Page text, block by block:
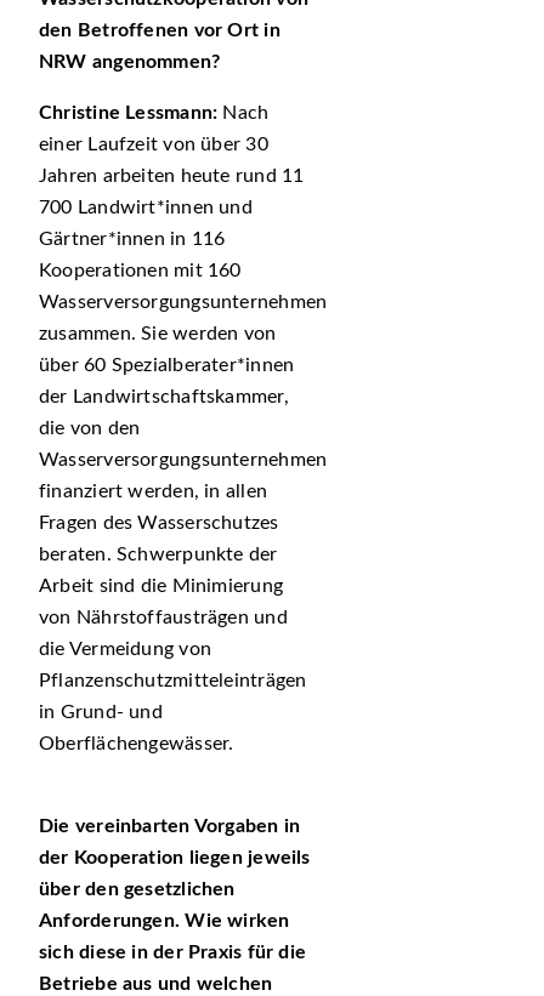
den Betroffenen vor Ort in
NRW angenommen?
Christine Lessmann: Nach
einer Laufzeit von über 30
Jahren arbeiten heute rund 11
700 Landwirt*innen und
Gärtner*innen in 116
Kooperationen mit 160
Wasserversorgungsunternehmen
zusammen. Sie werden von
über 60 Spezialberater*innen
der Landwirtschaftskammer,
die von den
Wasserversorgungsunternehmen
finanziert werden, in allen
Fragen des Wasserschutzes
beraten. Schwerpunkte der
Arbeit sind die Minimierung
von Nährstoffausträgen und
die Vermeidung von
Pflanzenschutzmitteleinträgen
in Grund- und
Oberflächengewässer.
Die vereinbarten Vorgaben in
der Kooperation liegen jeweils
über den gesetzlichen
Anforderungen. Wie wirken
sich diese in der Praxis für die
Betriebe aus und welchen